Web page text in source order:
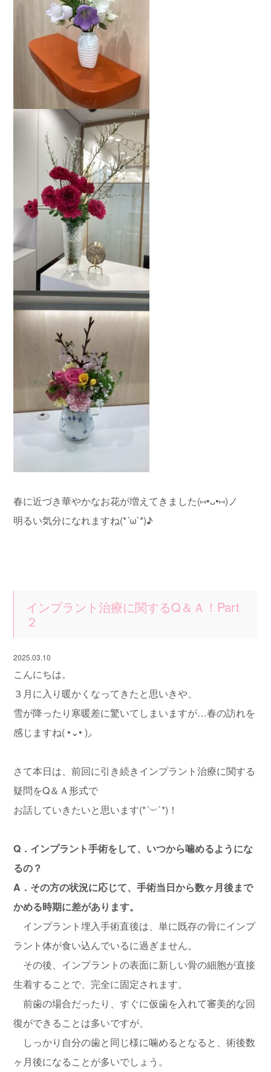
春に近づき華やかなお花が増えてきました(⑅•ᴗ•⑅)ノ
明るい気分になれますね(*´ω`*)♪
インプラント治療に関するQ＆Ａ！Part
２
2025.03.10
こんにちは。
３月に入り暖かくなってきたと思いきや、
雪が降ったり寒暖差に驚いてしまいますが…春の訪れを
感じますね( •⌄• )◞
さて本日は、前回に引き続きインプラント治療に関する
疑問をQ＆Ａ形式で
お話していきたいと思います(*´︶`*)！
Q．インプラント手術をして、いつから噛めるようにな
るの？
A．その方の状況に応じて、手術当日から数ヶ月後まで
かめる時期に差があります。
インプラント埋入手術直後は、単に既存の骨にインプ
ラント体が食い込んでいるに過ぎません。
その後、インプラントの表面に新しい骨の細胞が直接
生着することで、完全に固定されます。
前歯の場合だったり、すぐに仮歯を入れて審美的な回
復ができることは多いですが、
しっかり自分の歯と同じ様に噛めるとなると、術後数
ヶ月後になることが多いでしょう。